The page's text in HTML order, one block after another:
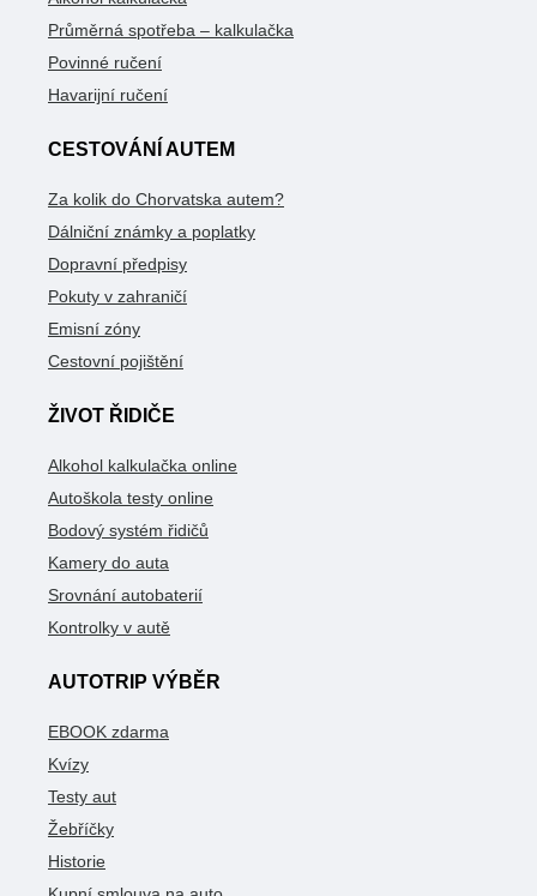
Průměrná spotřeba – kalkulačka
Povinné ručení
Havarijní ručení
CESTOVÁNÍ AUTEM
Za kolik do Chorvatska autem?
Dálniční známky a poplatky
Dopravní předpisy
Pokuty v zahraničí
Emisní zóny
Cestovní pojištění
ŽIVOT ŘIDIČE
Alkohol kalkulačka online
Autoškola testy online
Bodový systém řidičů
Kamery do auta
Srovnání autobaterií
Kontrolky v autě
AUTOTRIP VÝBĚR
EBOOK zdarma
Kvízy
Testy aut
Žebříčky
Historie